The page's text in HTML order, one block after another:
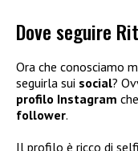
Dove seguire
Ora che conosciamo
seguirla sui social?
profilo Instagram
follower.
Il profilo è ricco di